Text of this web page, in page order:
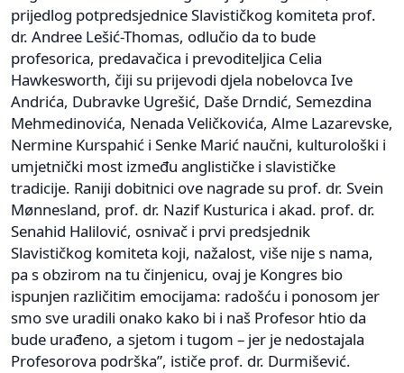
prijedlog potpredsjednice Slavističkog komiteta prof.
dr. Andree Lešić-Thomas, odlučio da to bude
profesorica, predavačica i prevoditeljica Celia
Hawkesworth, čiji su prijevodi djela nobelovca Ive
Andrića, Dubravke Ugrešić, Daše Drndić, Semezdina
Mehmedinovića, Nenada Veličkovića, Alme Lazarevske,
Nermine Kurspahić i Senke Marić naučni, kulturološki i
umjetnički most između anglističke i slavističke
tradicije. Raniji dobitnici ove nagrade su prof. dr. Svein
Mønnesland, prof. dr. Nazif Kusturica i akad. prof. dr.
Senahid Halilović, osnivač i prvi predsjednik
Slavističkog komiteta koji, nažalost, više nije s nama,
pa s obzirom na tu činjenicu, ovaj je Kongres bio
ispunjen različitim emocijama: radošću i ponosom jer
smo sve uradili onako kako bi i naš Profesor htio da
bude urađeno, a sjetom i tugom – jer je nedostajala
Profesorova podrška”, ističe prof. dr. Durmišević.